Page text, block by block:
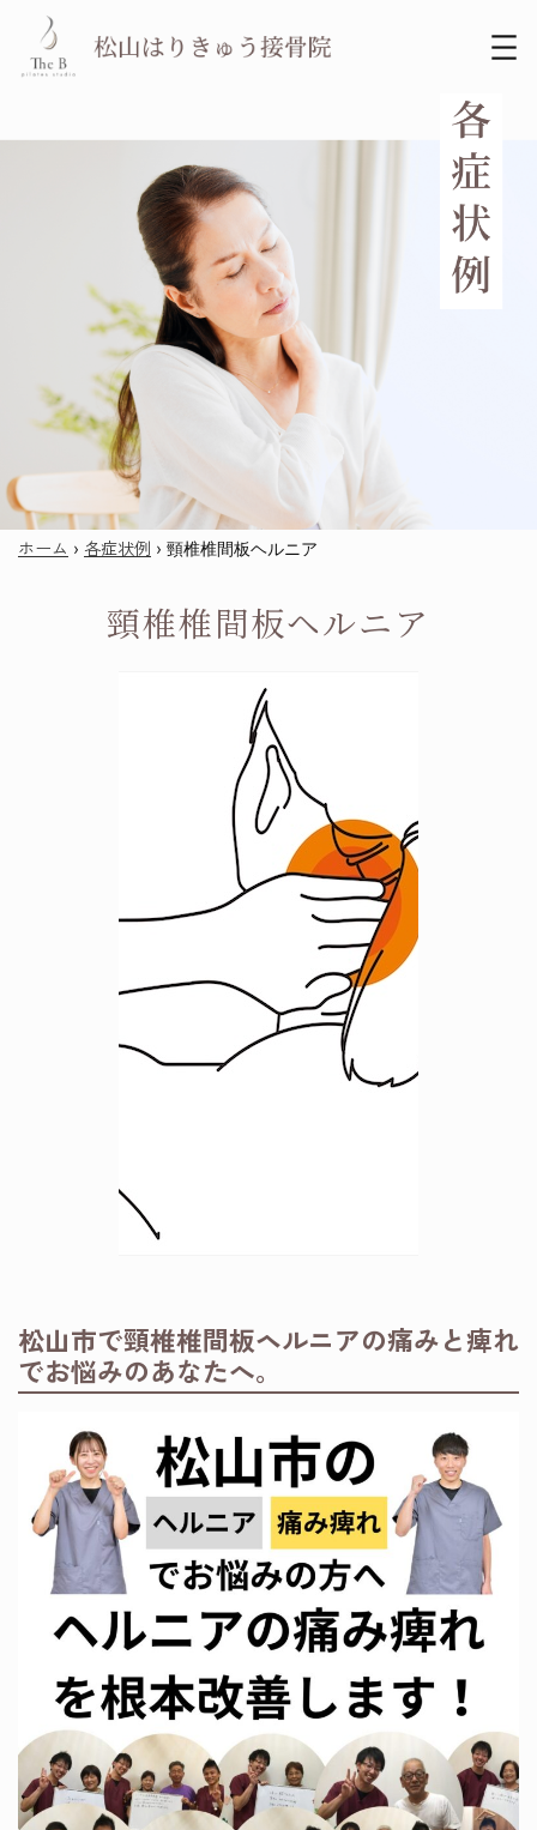
ホーム › 各症状例 › 頸椎椎間板ヘルニア
頸椎椎間板ヘルニア
松山市で頸椎椎間板ヘルニアの痛みと痺れ
でお悩みのあなたへ。